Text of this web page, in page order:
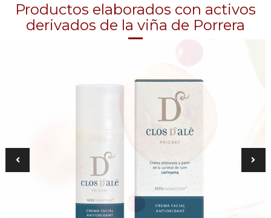
Productos elaborados con activos
derivados de la viña de Porrera